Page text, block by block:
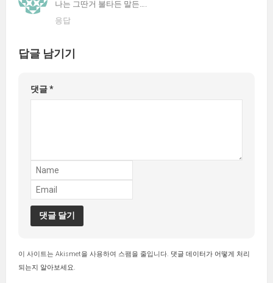
나는 그딴거 불타든 말든….
응답
답글 남기기
댓글*
이 사이트는 Akismet을 사용하여 스팸을 줄입니다. 댓글 데이터가 어떻게 처리
되는지 알아보세요.